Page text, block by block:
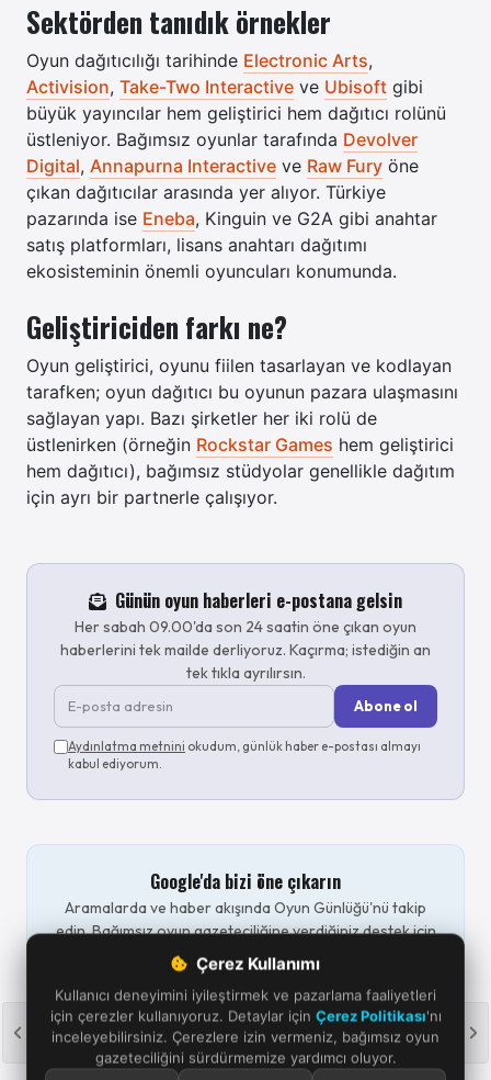
Çerez Kullanımı
Kullanıcı deneyimini iyileştirmek ve pazarlama faaliyetleri
için çerezler kullanıyoruz. Detaylar için Çerez Politikası'nı
inceleyebilirsiniz. Çerezlere izin vermeniz, bağımsız oyun
gazeteciliğini sürdürmemize yardımcı oluyor.
Sektörden tanıdık örnekler
Oyun dağıtıcılığı tarihinde Electronic Arts,
Activision, Take-Two Interactive ve Ubisoft gibi
büyük yayıncılar hem geliştirici hem dağıtıcı rolünü
üstleniyor. Bağımsız oyunlar tarafında Devolver
Digital, Annapurna Interactive ve Raw Fury öne
çıkan dağıtıcılar arasında yer alıyor. Türkiye
pazarında ise Eneba, Kinguin ve G2A gibi anahtar
satış platformları, lisans anahtarı dağıtımı
ekosisteminin önemli oyuncuları konumunda.
Geliştiriciden farkı ne?
Oyun geliştirici, oyunu fiilen tasarlayan ve kodlayan
tarafken; oyun dağıtıcı bu oyunun pazara ulaşmasını
sağlayan yapı. Bazı şirketler her iki rolü de
üstlenirken (örneğin Rockstar Games hem geliştirici
hem dağıtıcı), bağımsız stüdyolar genellikle dağıtım
için ayrı bir partnerle çalışıyor.
Günün oyun haberleri e-postana gelsin
Her sabah 09.00'da son 24 saatin öne çıkan oyun
haberlerini tek mailde derliyoruz. Kaçırma; istediğin an
tek tıkla ayrılırsın.
Abone ol
Aydınlatma metnini okudum, günlük haber e-postası almayı
kabul ediyorum.
Google'da bizi öne çıkarın
Aramalarda ve haber akışında Oyun Günlüğü'nü takip
edin. Bağımsız oyun gazeteciliğine verdiğiniz destek için
teşekkürler.
Öne çıkar Takip et